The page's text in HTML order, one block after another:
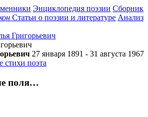
Энциклопедия поэзии Сборник
Статьи о поэзии и литературе Анализ
Григорьевич
27 января 1891 - 31 августа 1967
стихи поэта
поля…